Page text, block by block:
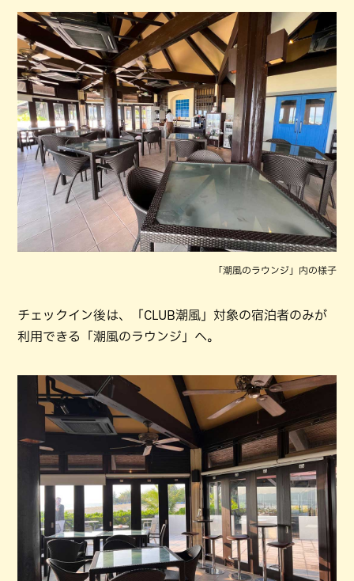
「潮風のラウンジ」内の様子
チェックイン後は、「CLUB潮風」対象の宿泊者のみが
利用できる「潮風のラウンジ」へ。